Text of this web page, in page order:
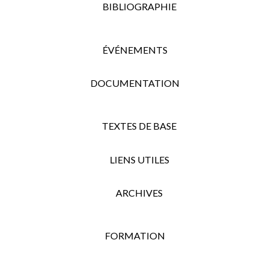
BIBLIOGRAPHIE
ÉVÉNEMENTS
DOCUMENTATION
TEXTES DE BASE
LIENS UTILES
ARCHIVES
FORMATION